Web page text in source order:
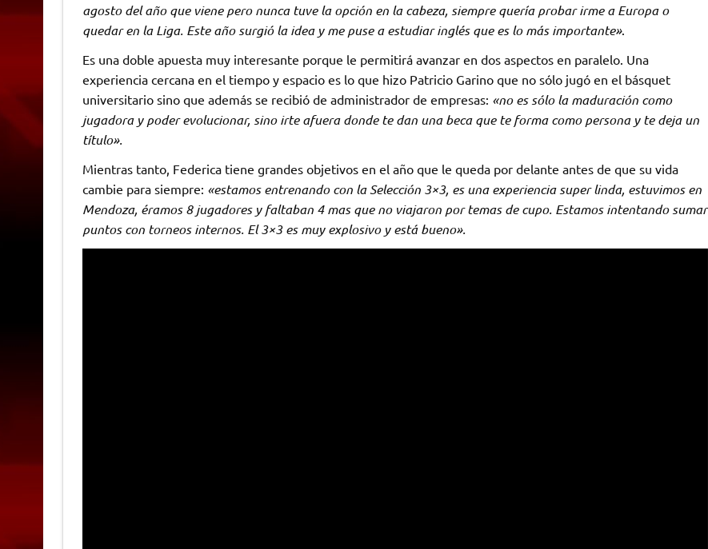
agosto del año que viene pero nunca tuve la opción en la cabeza, siempre quería probar irme a Europa o
quedar en la Liga. Este año surgió la idea y me puse a estudiar inglés que es lo más importante».
Es una doble apuesta muy interesante porque le permitirá avanzar en dos aspectos en paralelo. Una
experiencia cercana en el tiempo y espacio es lo que hizo Patricio Garino que no sólo jugó en el básquet
universitario sino que además se recibió de administrador de empresas: «no es sólo la maduración como
jugadora y poder evolucionar, sino irte afuera donde te dan una beca que te forma como persona y te deja un
título».
Mientras tanto, Federica tiene grandes objetivos en el año que le queda por delante antes de que su vida
cambie para siempre: «estamos entrenando con la Selección 3×3, es una experiencia super linda, estuvimos en
Mendoza, éramos 8 jugadores y faltaban 4 mas que no viajaron por temas de cupo. Estamos intentando sumar
puntos con torneos internos. El 3×3 es muy explosivo y está bueno».